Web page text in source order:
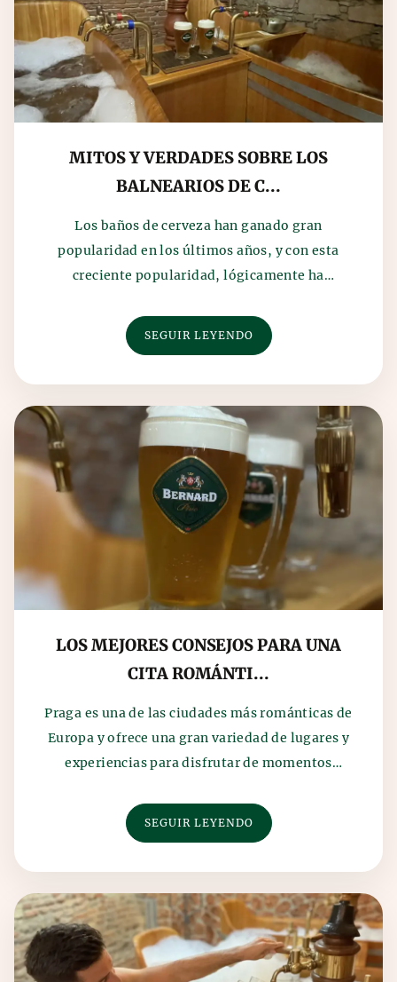
MITOS Y VERDADES SOBRE LOS
BALNEARIOS DE C...
Los baños de cerveza han ganado gran
popularidad en los últimos años, y con esta
creciente popularidad, lógicamente ha
SEGUIR LEYENDO
LOS MEJORES CONSEJOS PARA UNA
CITA ROMÁNTI...
Praga es una de las ciudades más románticas de
Europa y ofrece una gran variedad de lugares y
experiencias para disfrutar de momentos
SEGUIR LEYENDO